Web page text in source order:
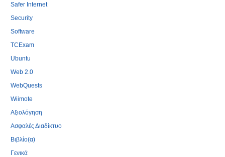
Safer Internet
Security
Software
TCExam
Ubuntu
Web 2.0
WebQuests
Wiimote
Αξιολόγηση
Ασφαλές Διαδίκτυο
Βιβλίο(α)
Γενικά